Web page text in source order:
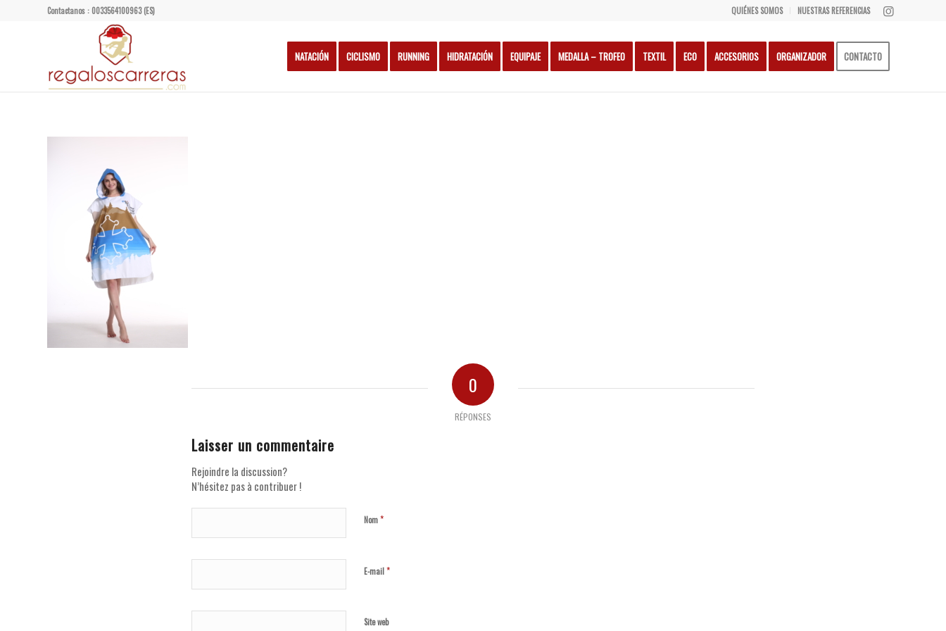
QUIÉNES SOMOS NUESTRAS REFERENCIAS
Contactanos : 0033564100963 (ES)
NATACIÓN CICLISMO RUNNING HIDRATACIÓN EQUIPAJE MEDALLA – TROFEO TEXTIL ECO ACCESORIOS ORGANIZADOR CONTACTO
0
RÉPONSES
Laisser un commentaire
Rejoindre la discussion?
N’hésitez pas à contribuer !
Nom*
E-mail*
Site web